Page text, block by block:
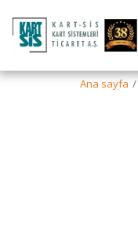
Ana sayfa